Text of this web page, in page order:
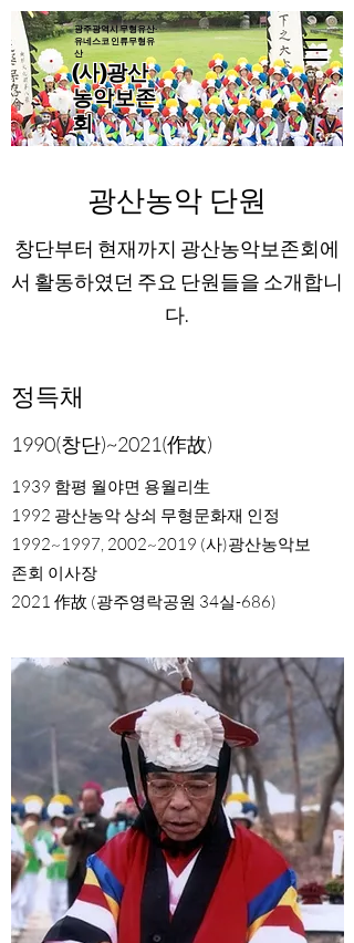
(사)광산
농악보존
회
광주광역시 무형유산·
유네스코 인류무형유
산
광산농악 단원
창단부터 현재까지 광산농악보존회에
서 활동하였던 주요 단원들을 소개합니
다.
정득채
1990(창단)~2021(作故)
1939 함평 월야면 용월리生
1992 광산농악 상쇠 무형문화재 인정
1992~1997, 2002~2019 (사)광산농악보
존회 이사장
2021 作故 (광주영락공원 34실-686)